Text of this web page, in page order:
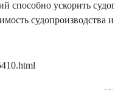
ускорить
судопроизводства